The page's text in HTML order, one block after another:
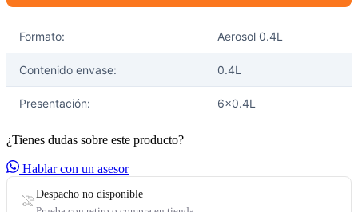
Formato: Aerosol 0.4L
Contenido envase: 0.4L
Presentación: 6x0.4L
¿Tienes dudas sobre este producto?
Hablar con un asesor